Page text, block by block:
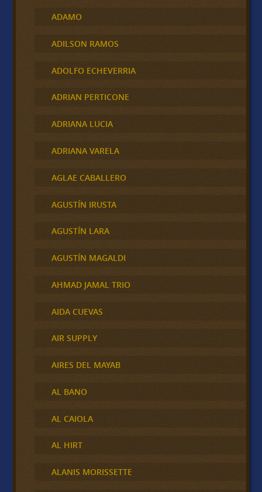
ADAMO
ADILSON RAMOS
ADOLFO ECHEVERRIA
ADRIAN PERTICONE
ADRIANA LUCIA
ADRIANA VARELA
AGLAE CABALLERO
AGUSTÍN IRUSTA
AGUSTÍN LARA
AGUSTÍN MAGALDI
AHMAD JAMAL TRIO
AIDA CUEVAS
AIR SUPPLY
AIRES DEL MAYAB
AL BANO
AL CAIOLA
AL HIRT
ALANIS MORISSETTE